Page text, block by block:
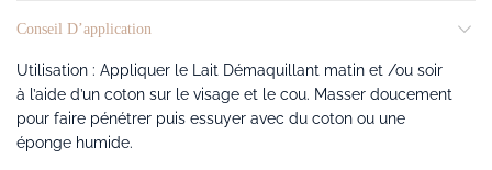
Conseil D’application
Utilisation : Appliquer le Lait Démaquillant matin et /ou soir
à l’aide d’un coton sur le visage et le cou. Masser doucement
pour faire pénétrer puis essuyer avec du coton ou une
éponge humide.